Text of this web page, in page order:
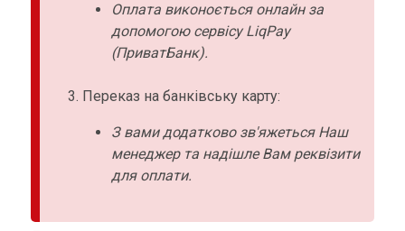
Оплата виконоється онлайн за
допомогою сервісу LiqPay
(ПриватБанк).
Переказ на банківську карту:
З вами додатково зв'яжеться Наш
менеджер та надішле Вам реквізити
для оплати.